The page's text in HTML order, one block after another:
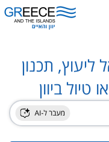
תכנון
ביוון